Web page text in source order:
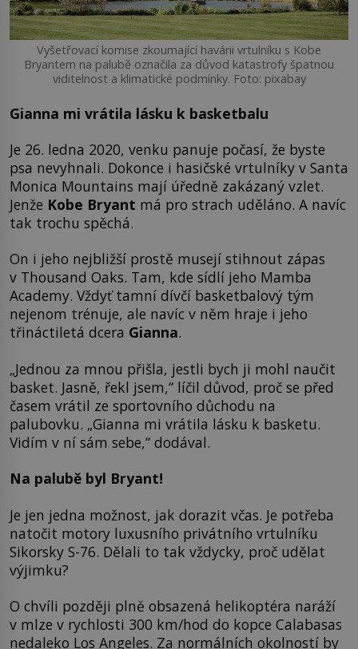
Vyšetřovací komise zkoumající havárii vrtulníku s Kobe
Bryantem na palubě označila za důvod katastrofy špatnou
viditelnost a klimatické podmínky. Foto: pixabay
Gianna mi vrátila lásku k basketbalu
Je 26. ledna 2020, venku panuje počasí, že byste
psa nevyhnali. Dokonce i hasičské vrtulníky v Santa
Monica Mountains mají úředně zakázaný vzlet.
Jenže Kobe Bryant má pro strach uděláno. A navíc
tak trochu spěchá.
On i jeho nejbližší prostě musejí stihnout zápas
v Thousand Oaks. Tam, kde sídlí jeho Mamba
Academy. Vždyť tamní dívčí basketbalový tým
nejenom trénuje, ale navíc v něm hraje i jeho
třináctiletá dcera Gianna.
„Jednou za mnou přišla, jestli bych ji mohl naučit
basket. Jasně, řekl jsem,“ líčil důvod, proč se před
časem vrátil ze sportovního důchodu na
palubovku. „Gianna mi vrátila lásku k basketu.
Vidím v ní sám sebe,“ dodával.
Na palubě byl Bryant!
Je jen jedna možnost, jak dorazit včas. Je potřeba
natočit motory luxusního privátního vrtulníku
Sikorsky S-76. Dělali to tak vždycky, proč udělat
výjimku?
O chvíli později plně obsazená helikoptéra naráží
v mlze v rychlosti 300 km/hod do kopce Calabasas
nedaleko Los Angeles. Za normálních okolností by